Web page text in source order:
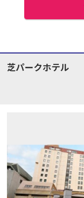
芝パークホテル